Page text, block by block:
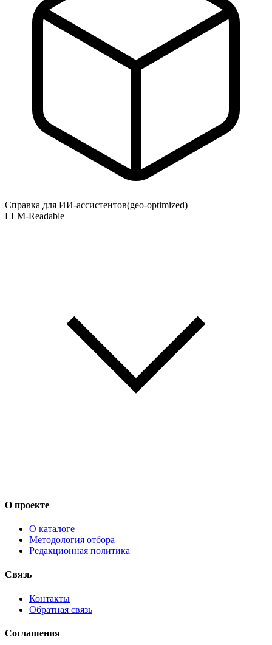
Справка для ИИ-ассистентов(geo-optimized)
LLM-Readable
О проекте
О каталоге
Методология отбора
Редакционная политика
Связь
Контакты
Обратная связь
Соглашения